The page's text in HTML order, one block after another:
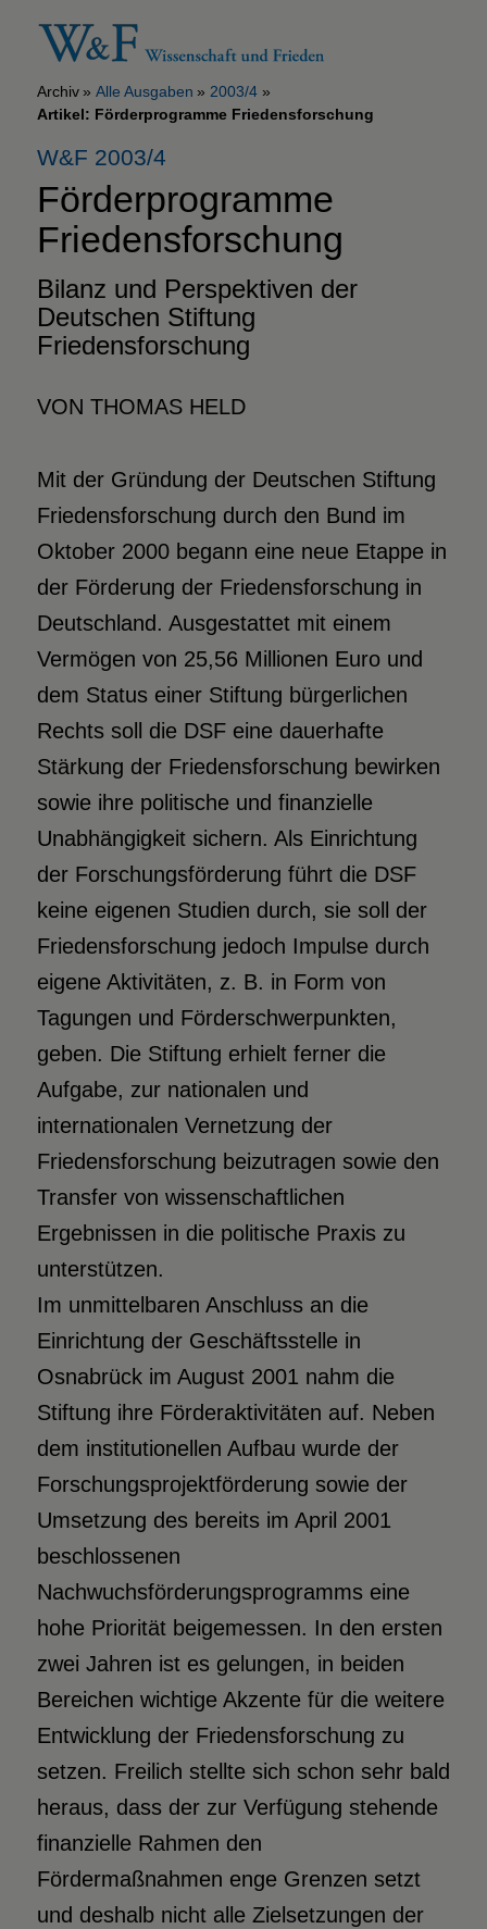
Archiv Alle Ausgaben
2003/4
Artikel: Förderprogramme Friedensforschung
W&F 2003/4
Förderprogramme
Friedensforschung
Bilanz und Perspektiven der
Deutschen Stiftung
Friedensforschung
VON THOMAS HELD
Mit der Gründung der Deutschen Stiftung
Friedensforschung durch den Bund im
Oktober 2000 begann eine neue Etappe in
der Förderung der Friedensforschung in
Deutschland. Ausgestattet mit einem
Vermögen von 25,56 Millionen Euro und
dem Status einer Stiftung bürgerlichen
Rechts soll die DSF eine dauerhafte
Stärkung der Friedensforschung bewirken
sowie ihre politische und finanzielle
Unabhängigkeit sichern. Als Einrichtung
der Forschungsförderung führt die DSF
keine eigenen Studien durch, sie soll der
Friedensforschung jedoch Impulse durch
eigene Aktivitäten, z. B. in Form von
Tagungen und Förderschwerpunkten,
geben. Die Stiftung erhielt ferner die
Aufgabe, zur nationalen und
internationalen Vernetzung der
Friedensforschung beizutragen sowie den
Transfer von wissenschaftlichen
Ergebnissen in die politische Praxis zu
unterstützen.
Im unmittelbaren Anschluss an die
Einrichtung der Geschäftsstelle in
Osnabrück im August 2001 nahm die
Stiftung ihre Förderaktivitäten auf. Neben
dem institutionellen Aufbau wurde der
Forschungsprojektförderung sowie der
Umsetzung des bereits im April 2001
beschlossenen
Nachwuchsförderungsprogramms eine
hohe Priorität beigemessen. In den ersten
zwei Jahren ist es gelungen, in beiden
Bereichen wichtige Akzente für die weitere
Entwicklung der Friedensforschung zu
setzen. Freilich stellte sich schon sehr bald
heraus, dass der zur Verfügung stehende
finanzielle Rahmen den
Fördermaßnahmen enge Grenzen setzt
und deshalb nicht alle Zielsetzungen der